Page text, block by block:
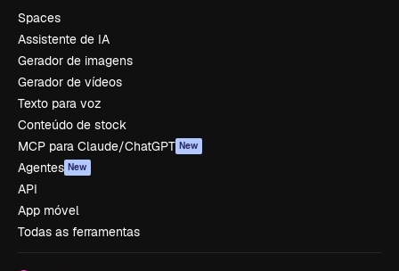
Spaces
Assistente de IA
Gerador de imagens
Gerador de vídeos
Texto para voz
Conteúdo de stock
MCP para Claude/ChatGPT New
Agentes New
API
App móvel
Todas as ferramentas